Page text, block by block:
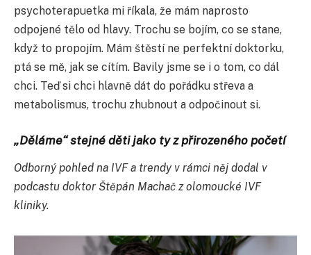
psychoterapuetka mi říkala, že mám naprosto
odpojené tělo od hlavy. Trochu se bojím, co se stane,
když to propojím. Mám štěstí ne perfektní doktorku,
ptá se mě, jak se cítím. Bavily jsme se i o tom, co dál
chci. Teď si chci hlavně dát do pořádku střeva a
metabolismus, trochu zhubnout a odpočinout si.
„Děláme“ stejné děti jako ty z přirozeného početí
Odborný pohled na IVF a trendy v rámci něj dodal v
podcastu doktor Štěpán Machač z olomoucké IVF
kliniky.